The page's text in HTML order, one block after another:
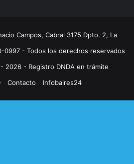
Campos, Cabral 3175 Dpto. 2, La
0997 - Todos los derechos reservados
2026 - Registro DNDA en trámite
Contacto Infobaires24